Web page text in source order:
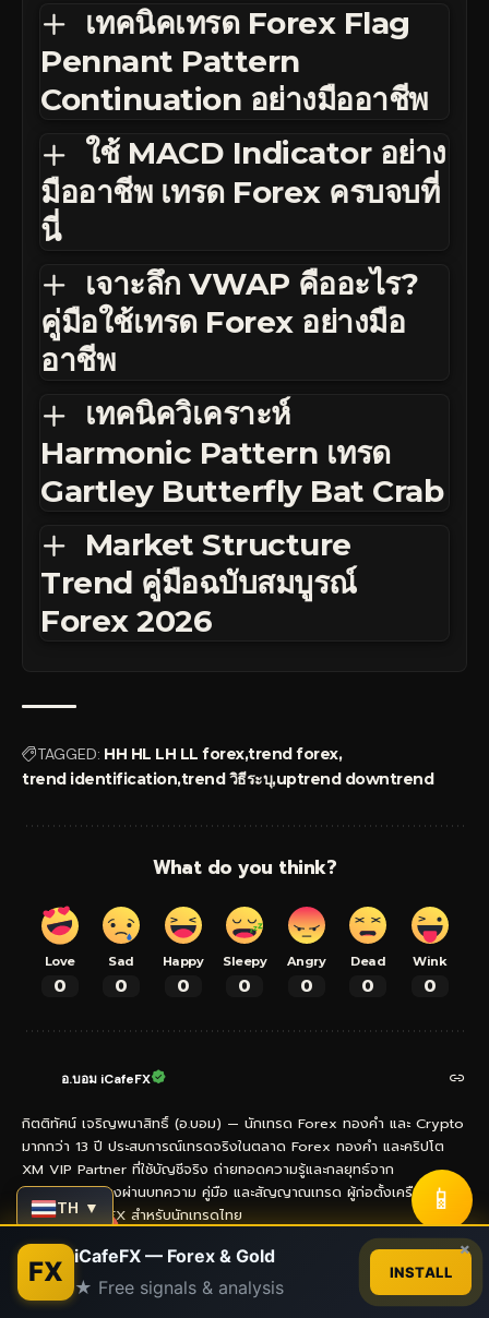
เทคนิคเทรด Forex Flag
Pennant Pattern
Continuation อย่างมืออาชีพ
ใช้ MACD Indicator อย่าง
มืออาชีพ เทรด Forex ครบจบที่
นี่
เจาะลึก VWAP คืออะไร?
คู่มือใช้เทรด Forex อย่างมือ
อาชีพ
เทคนิควิเคราะห์
Harmonic Pattern เทรด
Gartley Butterfly Bat Crab
Market Structure
Trend คู่มือฉบับสมบูรณ์
Forex 2026
TAGGED: HH HL LH LL forextrend forex
trend identificationtrend วิธีระบุuptrend downtrend
What do you think?
Love
0
Sad
0
Happy
0
Sleepy
0
Angry
0
Dead
0
Wink
0
อ.บอม iCafeFX
กิตติทัศน์ เจริญพนาสิทธิ์ (อ.บอม) — นักเทรด Forex ทองคำ และ Crypto
มากกว่า 13 ปี ประสบการณ์เทรดจริงในตลาด Forex ทองคำ และคริปโต
XM VIP Partner ที่ใช้บัญชีจริง ถ่ายทอดความรู้และกลยุทธ์จาก
ประสบการณ์ตรงผ่านบทความ คู่มือ และสัญญาณเทรด ผู้ก่อตั้งเครือข่าย
เว็บไซต์ iCafeFX สำหรับนักเทรดไทย
- Advertisement -
TH ▼ 📱
FX iCafeFX — Forex & Gold
★ Free signals & analysis
INSTALL
×
Contact us
Open